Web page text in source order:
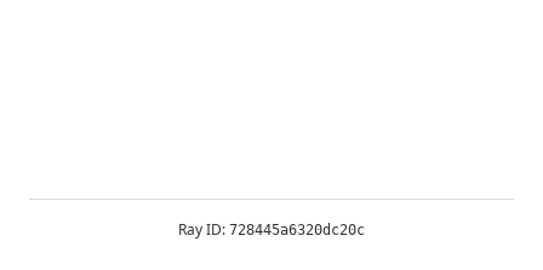
Ray ID: 728445a6320dc20c